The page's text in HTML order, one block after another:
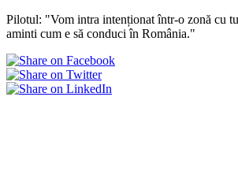
Pilotul: "Vom intra intenționat într-o zonă cu
aminti cum e să conduci în România."